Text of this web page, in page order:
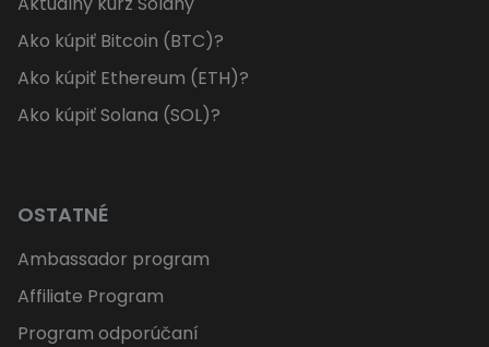
Ako kúpiť Bitcoin (BTC)?
Ako kúpiť Ethereum (ETH)?
Ako kúpiť Solana (SOL)?
OSTATNÉ
Ambassador program
Affiliate Program
Program odporúčaní